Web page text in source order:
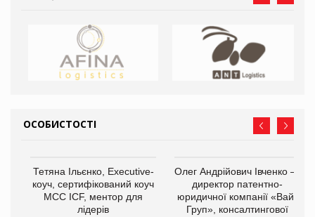
ОСОБИСТОСТІ
Тетяна Ільєнко, Executive-
коуч, сертифікований коуч
МСС ICF, ментор для
лідерів
Олег Андрійович Івченко —
директор патентно-
юридичної компанії «Вайз
Груп», консалтингової